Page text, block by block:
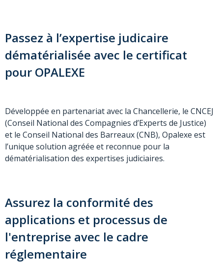
Passez à l’expertise judicaire
dématérialisée avec le certificat
pour OPALEXE
Développée en partenariat avec la Chancellerie, le CNCEJ
(Conseil National des Compagnies d’Experts de Justice)
et le Conseil National des Barreaux (CNB), Opalexe est
l’unique solution agréée et reconnue pour la
dématérialisation des expertises judiciaires.
Assurez la conformité des
applications et processus de
l'entreprise avec le cadre
réglementaire